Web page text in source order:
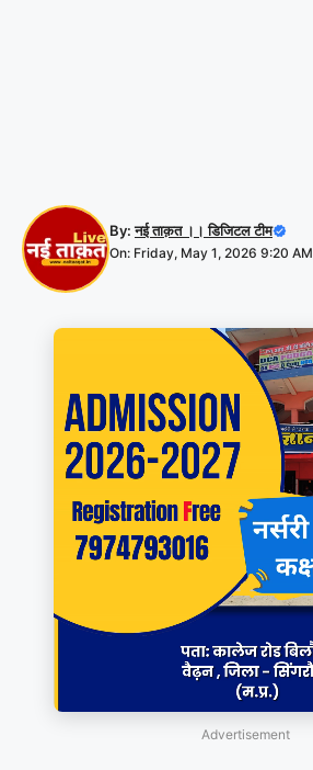
By:नई ताक़त ।। डिजिटल टीम
On: Friday, May 1, 2026 9:20 AM
Advertisement